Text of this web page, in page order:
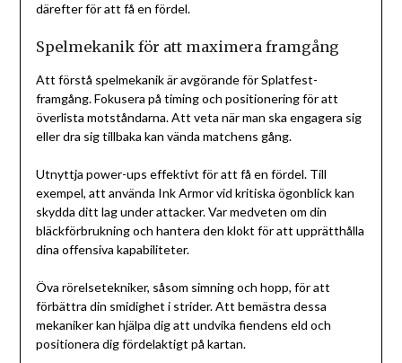
därefter för att få en fördel.
Spelmekanik för att maximera framgång
Att förstå spelmekanik är avgörande för Splatfest-
framgång. Fokusera på timing och positionering för att
överlista motståndarna. Att veta när man ska engagera sig
eller dra sig tillbaka kan vända matchens gång.
Utnyttja power-ups effektivt för att få en fördel. Till
exempel, att använda Ink Armor vid kritiska ögonblick kan
skydda ditt lag under attacker. Var medveten om din
bläckförbrukning och hantera den klokt för att upprätthålla
dina offensiva kapabiliteter.
Öva rörelsetekniker, såsom simning och hopp, för att
förbättra din smidighet i strider. Att bemästra dessa
mekaniker kan hjälpa dig att undvika fiendens eld och
positionera dig fördelaktigt på kartan.